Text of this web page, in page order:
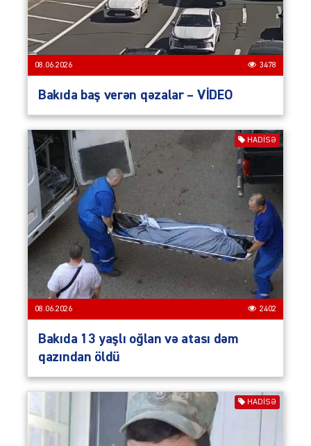
08.06.2026 3478
Bakıda baş verən qəzalar – VİDEO
HADISƏ
08.06.2026 2402
Bakıda 13 yaşlı oğlan və atası dəm
qazından öldü
HADISƏ